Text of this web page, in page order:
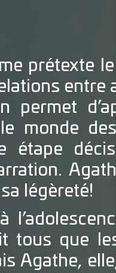
prétexte
entre
permet
monde
étape
légèreté!
tous que
Agathe,